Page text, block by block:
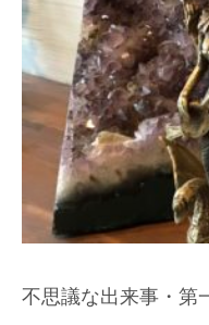
不思議な出来事・第